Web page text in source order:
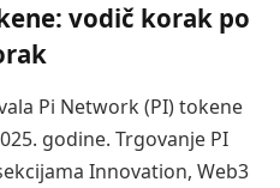
vodič korak po
Pi Network (PI) tokene
godine. Trgovanje PI
Innovation, Web3